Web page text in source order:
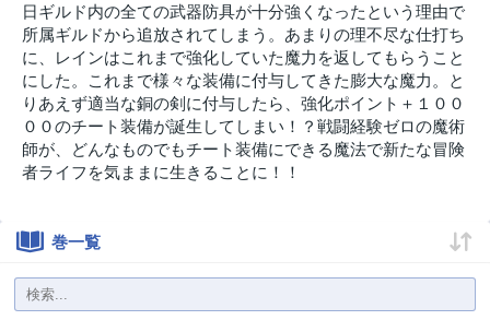
日ギルド内の全ての武器防具が十分強くなったという理由で
所属ギルドから追放されてしまう。あまりの理不尽な仕打ち
に、レインはこれまで強化していた魔力を返してもらうこと
にした。これまで様々な装備に付与してきた膨大な魔力。と
りあえず適当な銅の剣に付与したら、強化ポイント＋１００
００のチート装備が誕生してしまい！？戦闘経験ゼロの魔術
師が、どんなものでもチート装備にできる魔法で新たな冒険
者ライフを気ままに生きることに！！
巻一覧